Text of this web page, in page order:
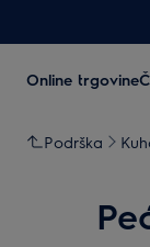
Online trgovine
Podrška